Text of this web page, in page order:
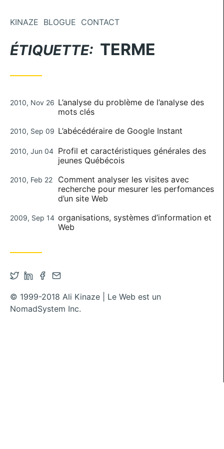
KINAZE BLOGUE CONTACT
ÉTIQUETTE: TERME
Publié le
2010, Nov 26 L’analyse du problème de l’analyse des
mots clés
Publié le
2010, Sep 09 L’abécédéraire de Google Instant
Publié le
2010, Jun 04 Profil et caractéristiques générales des
jeunes Québécois
Publié le
2010, Feb 22
Comment analyser les visites avec
recherche pour mesurer les perfomances
d’un site Web
Publié le
2009, Sep 14 organisations, systèmes d’information et
Web
Ouvrir le compte Twitter dans un nouvel onglet
Ouvrir le compte Linkedin dans un nouvel
Ouvrir le compte Facebook dans un
Contacter par mail
© 1999-2018 Ali Kinaze | Le Web est un
NomadSystem Inc.